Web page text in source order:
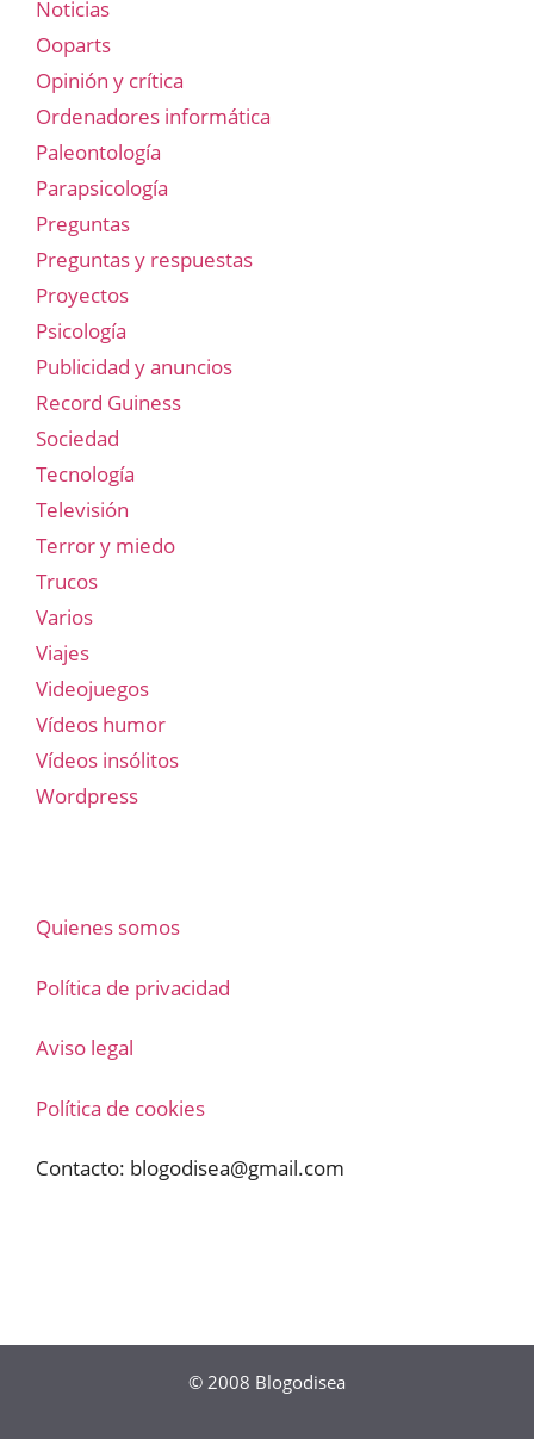
Noticias
Ooparts
Opinión y crítica
Ordenadores informática
Paleontología
Parapsicología
Preguntas
Preguntas y respuestas
Proyectos
Psicología
Publicidad y anuncios
Record Guiness
Sociedad
Tecnología
Televisión
Terror y miedo
Trucos
Varios
Viajes
Videojuegos
Vídeos humor
Vídeos insólitos
Wordpress
Quienes somos
Política de privacidad
Aviso legal
Política de cookies
Contacto: blogodisea@gmail.com
© 2008 Blogodisea